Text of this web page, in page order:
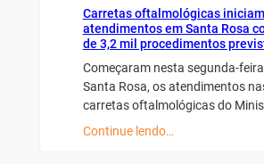
Carretas oftalmológicas iniciam
atendimentos em Santa Rosa
de 3,2 mil procedimentos
Começaram nesta segunda-
Santa Rosa, os atendimentos
carretas oftalmológicas do
Continue lendo…